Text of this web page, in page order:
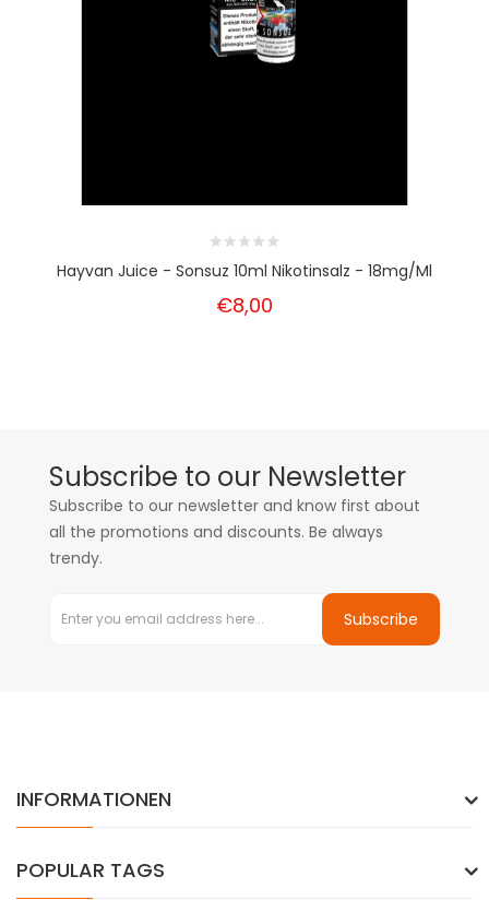
Hayvan Juice - Sonsuz 10ml Nikotinsalz - 18mg/ml
€8,00
Subscribe to our Newsletter
Subscribe to our newsletter and know first about
all the promotions and discounts. Be always
trendy.
Subscribe
INFORMATIONEN
POPULAR TAGS